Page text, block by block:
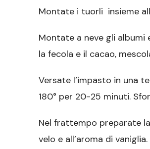
Montate i tuorli insieme
Montate a neve gli
la fecola e il cacao,
Versate l’impasto in una
180° per 20-25 minuti.
Nel frattempo preparate
velo e all’aroma di vaniglia.